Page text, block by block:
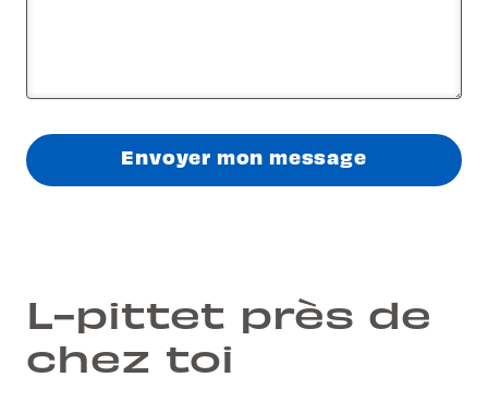
Envoyer mon message
L-pittet près de
chez toi